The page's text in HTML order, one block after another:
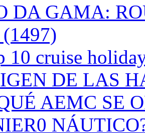
DA GAMA:
10 cruise
DE LAS
AEMC SE